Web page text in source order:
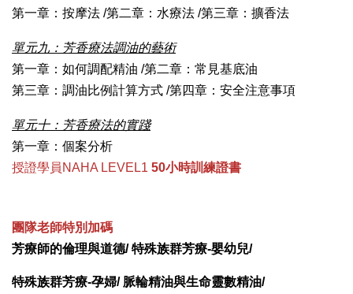
第一章：按摩法 /第二章：水療法 /第三章：擴香法
單元九：芳香療法調油的藝術
第一章：如何調配精油 /第二章：常見基底油
第三章：調油比例計算方式 /第四章：安全注意事項
單元十：芳香療法的實踐
第一章：個案分析
授證學員NAHA LEVEL1 50小時訓練證書
團隊老師特別加碼
芳療師的倫理與道德/ 特殊族群芳療-嬰幼兒/
特殊族群芳療-孕婦/ 脈輪精油與生命靈數精油/